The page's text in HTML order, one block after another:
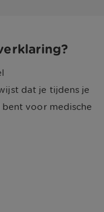
dat je tijdens je
voor medische